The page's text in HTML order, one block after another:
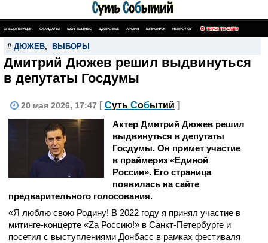
СПЕЦОПЕРАЦИЯ СКАНДАЛЫ ШОУ-БИЗНЕС ЗДОРОВЬЕ АРМИЯ ШПИОНАЖ НЕКРОЛОГ ПОИСК ПО САЙТУ
# ДЮЖЕВ, ВЫБОРЫ
Дмитрий Дюжев решил выдвинуться
в депутаты Госдумы
20 мая 2026, 17:47 [ Суть Событий ]
Актер Дмитрий Дюжев решил
выдвинуться в депутаты
Госдумы. Он примет участие
в праймериз «Единой
России». Его страница
появилась на сайте
предварительного голосования.
«Я люблю свою Родину! В 2022 году я принял участие в
митинге-концерте «Zа Россию!» в Санкт-Петербурге и
посетил с выступлениями Донбасс в рамках фестиваля